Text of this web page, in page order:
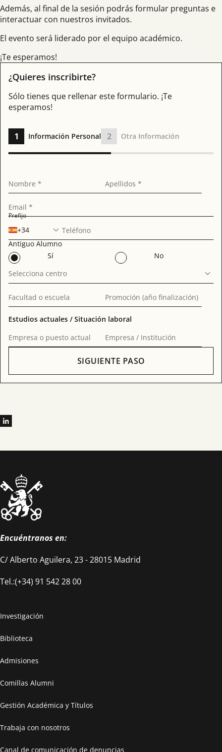
Además, al final de la sesión podrás formular preguntas e
interactuar con nuestros invitados.
El evento será liderado por el equipo académico.
¡Te esperamos!
¿Quieres inscribirte?
Sólo tienes que rellenar este formulario. ¡Te
esperamos!
1 Información Personal 2 Otra Información
Nombre * Apellidos *
Email *
+34
Prefijo
Teléfono
Antiguo Alumno
Sí
No
Selecciona centro
Facultad o escuela Promoción (año finalización)
Estudios actuales / Situación laboral
Empresa o puesto actual
Empresa / Institución
SIGUIENTE PASO
Encuéntranos en:
C/ Alberto Aguilera, 23 - 28015 Madrid
Tel.:(+34) 91 542 28 00
Investigación
Biblioteca
Admisiones
Comillas Alumni
Gestión Académica y Títulos
Trabaja con nosotros
Canal de comunicación de denuncias